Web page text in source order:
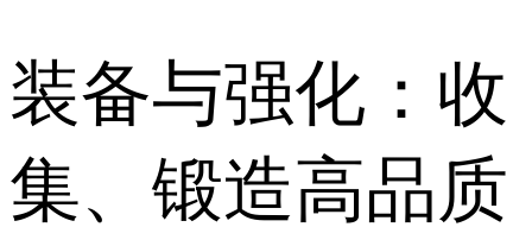
装备与强化：收
集、锻造高品质